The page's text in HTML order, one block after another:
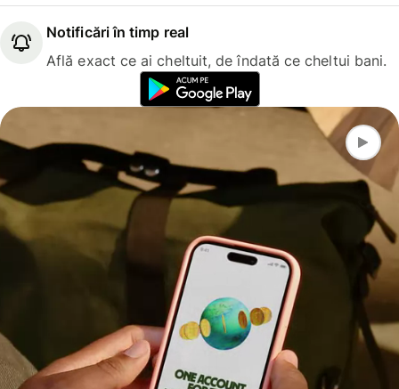
Notificări în timp real
Află exact ce ai cheltuit, de îndată ce cheltui bani.